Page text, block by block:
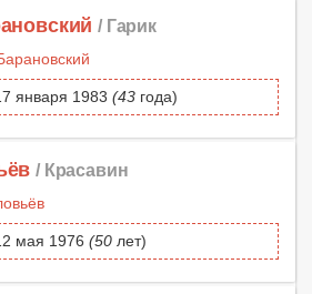
/ Гарик
января 1983 (43 года)
/ Красавин
мая 1976 (50 лет)